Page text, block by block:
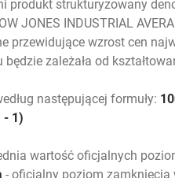
produkt strukturyzowany
JONES INDUSTRIAL
przewidujące wzrost cen
zależała od
następującej formuły:
- 1)
wartość oficjalnych
- oficjalny poziom zamknięcia